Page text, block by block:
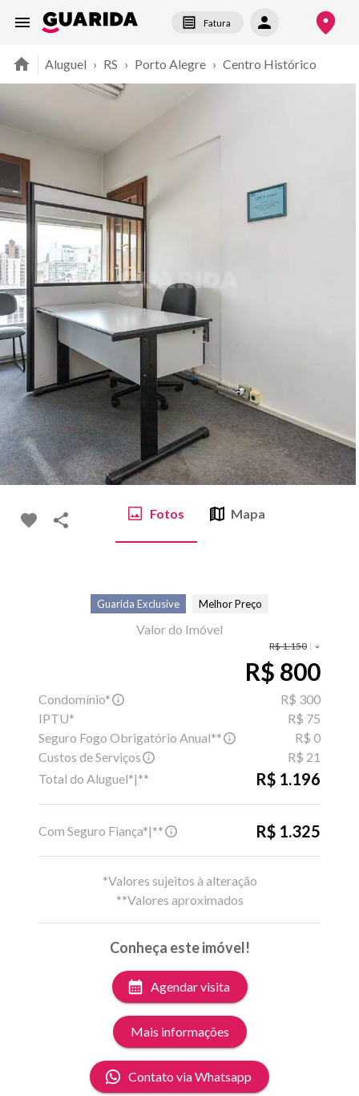
Fatura
Aluguel › RS › Porto Alegre › Centro Histórico
Fotos Mapa
Guarida Exclusive Melhor Preço
Valor do Imóvel
R$ 1.150
R$ 800
Condomínio*
R$ 300
IPTU*
R$ 75
Seguro Fogo Obrigatório Anual**
R$ 0
Custos de Serviços
R$ 21
Total do Aluguel*|**
R$ 1.196
Com Seguro Fiança*|** R$ 1.325
*Valores sujeitos à alteração
**Valores aproximados
Conheça este imóvel!
Agendar visita
Mais informações
Contato via Whatsapp